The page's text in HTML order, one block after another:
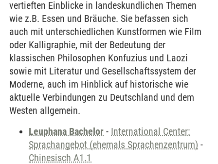
vertieften Einblicke in landeskundlichen Themen
wie z.B. Essen und Bräuche. Sie befassen sich
auch mit unterschiedlichen Kunstformen wie Film
oder Kalligraphie, mit der Bedeutung der
klassischen Philosophen Konfuzius und Laozi
sowie mit Literatur und Gesellschaftssystem der
Moderne, auch im Hinblick auf historische wie
aktuelle Verbindungen zu Deutschland und dem
Westen allgemein.
Leuphana Bachelor - International Center:
Sprachangebot (ehemals Sprachenzentrum) -
Chinesisch A1.1